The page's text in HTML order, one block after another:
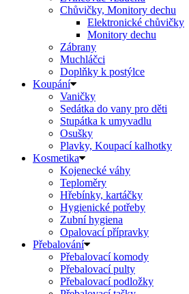
Chůvičky, Monitory dechu
Elektronické chůvičky
Monitory dechu
Zábrany
Muchláčci
Doplňky k postýlce
Koupání
Vaničky
Sedátka do vany pro děti
Stupátka k umyvadlu
Osušky
Plavky, Koupací kalhotky
Kosmetika
Kojenecké váhy
Teploměry
Hřebínky, kartáčky
Hygienické potřeby
Zubní hygiena
Opalovací přípravky
Přebalování
Přebalovací komody
Přebalovací pulty
Přebalovací podložky